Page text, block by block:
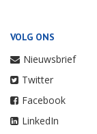
VOLG ONS
Nieuwsbrief
Twitter
Facebook
LinkedIn